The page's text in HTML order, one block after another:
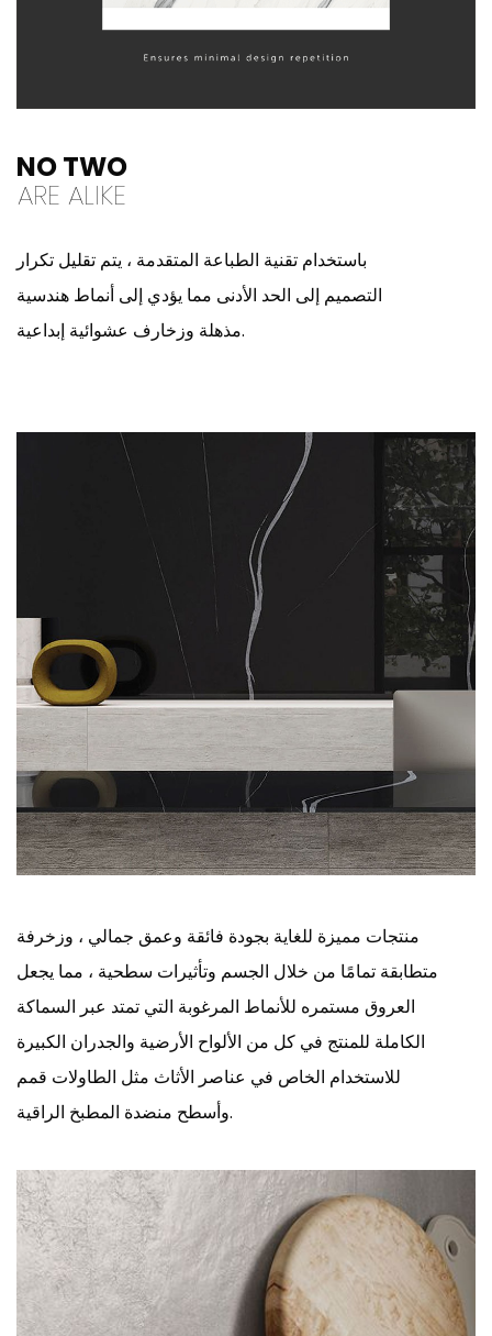
NO TWO
ARE ALIKE
باستخدام تقنية الطباعة المتقدمة ، يتم تقليل تكرار
التصميم إلى الحد الأدنى مما يؤدي إلى أنماط هندسية
مذهلة وزخارف عشوائية إبداعية.
منتجات مميزة للغاية بجودة فائقة وعمق جمالي ، وزخرفة
متطابقة تمامًا من خلال الجسم وتأثيرات سطحية ، مما يجعل
العروق مستمره للأنماط المرغوبة التي تمتد عبر السماكة
الكاملة للمنتج في كل من الألواح الأرضية والجدران الكبيرة
للاستخدام الخاص في عناصر الأثاث مثل الطاولات قمم
وأسطح منضدة المطبخ الراقية.